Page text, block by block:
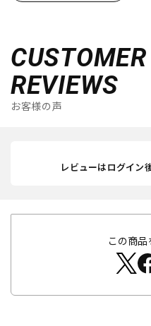
CUSTOMER
REVIEWS
お客様の声
レビューはログイン
この商